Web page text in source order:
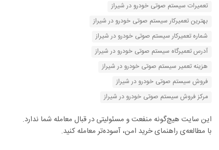
تعمیرات سیستم صوتی خودرو در شیراز
بهترین تعمیرکار سیستم صوتی خودرو در شیراز
شماره تعمیرکار سیستم صوتی خودرو در شیراز
آدرس تعمیرگاه سیستم صوتی خودرو در شیراز
هزینه تعمیر سیستم صوتی خودرو در شیراز
فروش سیستم صوتی خودرو در شیراز
مرکز فروش سیستم صوتی خودرو در شیراز
این سایت هیچ‌گونه منفعت و مسئولیتی در قبال معامله شما ندارد.
با مطالعه‌ی راهنمای خرید امن، آسوده‌تر معامله کنید.